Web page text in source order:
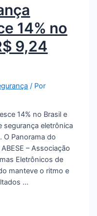
14% no
9,24
/ Por
14% no Brasil e
segurança eletrônica
O Panorama do
– Associação
Eletrônicos de
manteve o ritmo e
…